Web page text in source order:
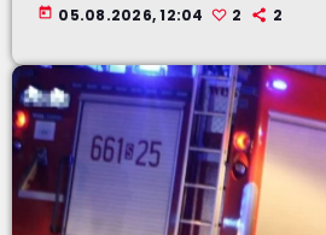
today 05.08.2026, 12:04 2 2